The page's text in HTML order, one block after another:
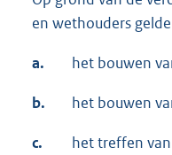
en wethouders
a. het bouwen
b. het bouwen
c.
het treffen